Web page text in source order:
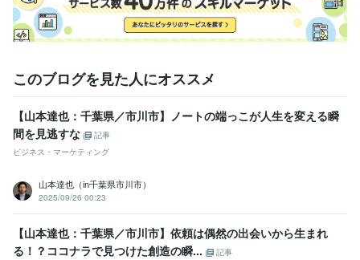
このブログを見た人にオススメ
【山本達也：千葉県／市川市】ノートの端っこが人生を変える瞬
間を見逃すな
記事
ビジネス・マーケティング
山本達也（in千葉県市川市）
2025/09/26 00:23
【山本達也：千葉県／市川市】依頼は偶然の出会いから生まれ
る！？ココナラで見つけた創造の瞬...
記事